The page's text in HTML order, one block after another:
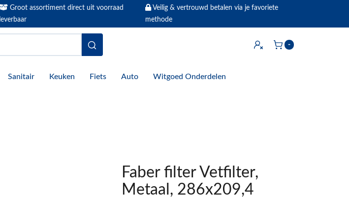
Groot assortiment direct uit voorraad
leverbaar
Veilig & vertrouwd betalen via je favoriete
methode
Inloggen -
Sanitair Keuken Fiets Auto Witgoed Onderdelen
Faber filter Vetfilter,
Metaal, 286x209,4